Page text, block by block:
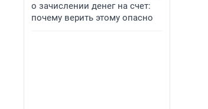
о зачислении денег на счет:
почему верить этому опасно